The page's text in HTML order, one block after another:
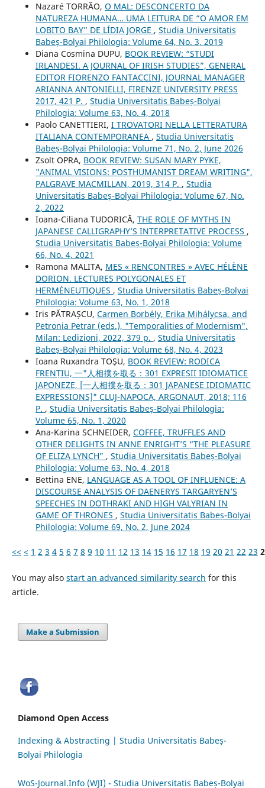
Nazaré TORRÃO, O MAL: DESCONCERTO DA
NATUREZA HUMANA… UMA LEITURA DE “O AMOR EM
LOBITO BAY” DE LÍDIA JORGE , Studia Universitatis
Babeș-Bolyai Philologia: Volume 64, No. 3, 2019
Diana Cosmina DUPU, BOOK REVIEW: “STUDI
IRLANDESI. A JOURNAL OF IRISH STUDIES”, GENERAL
EDITOR FIORENZO FANTACCINI, JOURNAL MANAGER
ARIANNA ANTONIELLI, FIRENZE UNIVERSITY PRESS
2017, 421 P. , Studia Universitatis Babeș-Bolyai
Philologia: Volume 63, No. 4, 2018
Paolo CANETTIERI, I TROVATORI NELLA LETTERATURA
ITALIANA CONTEMPORANEA , Studia Universitatis
Babeș-Bolyai Philologia: Volume 71, No. 2, June 2026
Zsolt OPRA, BOOK REVIEW: SUSAN MARY PYKE,
"ANIMAL VISIONS: POSTHUMANIST DREAM WRITING",
PALGRAVE MACMILLAN, 2019, 314 P. , Studia
Universitatis Babeș-Bolyai Philologia: Volume 67, No.
2, 2022
Ioana-Ciliana TUDORICĂ, THE ROLE OF MYTHS IN
JAPANESE CALLIGRAPHY’S INTERPRETATIVE PROCESS ,
Studia Universitatis Babeș-Bolyai Philologia: Volume
66, No. 4, 2021
Ramona MALITA, MES « RENCONTRES » AVEC HÉLÈNE
DORION. LECTURES POLYGONALES ET
HERMÉNEUTIQUES , Studia Universitatis Babeș-Bolyai
Philologia: Volume 63, No. 1, 2018
Iris PĂTRAȘCU, Carmen Borbély, Erika Mihálycsa, and
Petronia Petrar (eds.), "Temporalities of Modernism",
Milan: Ledizioni, 2022, 379 p. , Studia Universitatis
Babeș-Bolyai Philologia: Volume 68, No. 4, 2023
Ioana Ruxandra TOŞU, BOOK REVIEW: RODICA
FRENȚIU, 一"人相撲を取る：301 EXPRESII IDIOMATICE
JAPONEZE, [一人相撲を取る：301 JAPANESE IDIOMATIC
EXPRESSIONS]" CLUJ-NAPOCA, ARGONAUT, 2018; 116
P. , Studia Universitatis Babeș-Bolyai Philologia:
Volume 65, No. 1, 2020
Ana-Karina SCHNEIDER, COFFEE, TRUFFLES AND
OTHER DELIGHTS IN ANNE ENRIGHT’S “THE PLEASURE
OF ELIZA LYNCH” , Studia Universitatis Babeș-Bolyai
Philologia: Volume 63, No. 4, 2018
Bettina ENE, LANGUAGE AS A TOOL OF INFLUENCE: A
DISCOURSE ANALYSIS OF DAENERYS TARGARYEN’S
SPEECHES IN DOTHRAKI AND HIGH VALYRIAN IN
GAME OF THRONES , Studia Universitatis Babeș-Bolyai
Philologia: Volume 69, No. 2, June 2024
<< < 1 2 3 4 5 6 7 8 9 10 11 12 13 14 15 16 17 18 19 20 21 22 23
You may also start an advanced similarity search for this
article.
Make a Submission
Diamond Open Access
Indexing & Abstracting | Studia Universitatis Babeș-
Bolyai Philologia
WoS-Journal.Info (WJI) - Studia Universitatis Babeș-Bolyai